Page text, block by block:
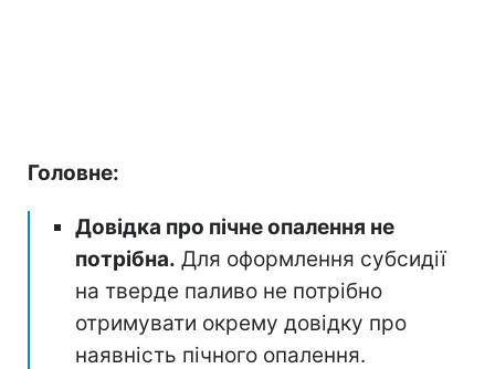
Головне:
Довідка про пічне опалення не
потрібна. Для оформлення субсидії
на тверде паливо не потрібно
отримувати окрему довідку про
наявність пічного опалення.